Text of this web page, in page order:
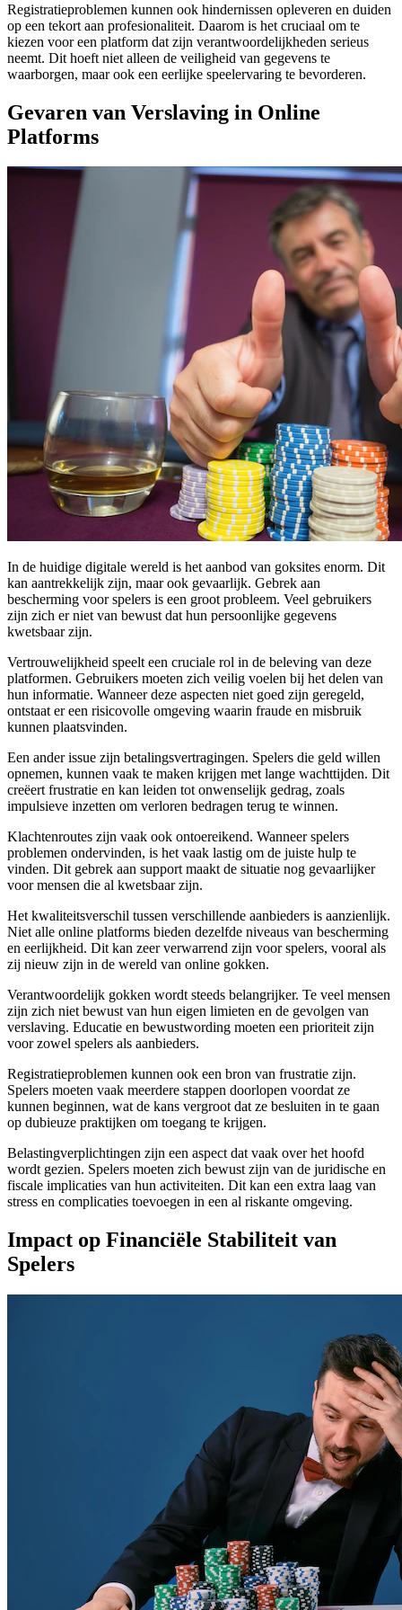
Registratieproblemen kunnen ook hindernissen opleveren en duiden
op een tekort aan profesionaliteit. Daarom is het cruciaal om te
kiezen voor een platform dat zijn verantwoordelijkheden serieus
neemt. Dit hoeft niet alleen de veiligheid van gegevens te
waarborgen, maar ook een eerlijke speelervaring te bevorderen.
Gevaren van Verslaving in Online
Platforms
In de huidige digitale wereld is het aanbod van goksites enorm. Dit
kan aantrekkelijk zijn, maar ook gevaarlijk. Gebrek aan
bescherming voor spelers is een groot probleem. Veel gebruikers
zijn zich er niet van bewust dat hun persoonlijke gegevens
kwetsbaar zijn.
Vertrouwelijkheid speelt een cruciale rol in de beleving van deze
platformen. Gebruikers moeten zich veilig voelen bij het delen van
hun informatie. Wanneer deze aspecten niet goed zijn geregeld,
ontstaat er een risicovolle omgeving waarin fraude en misbruik
kunnen plaatsvinden.
Een ander issue zijn betalingsvertragingen. Spelers die geld willen
opnemen, kunnen vaak te maken krijgen met lange wachttijden. Dit
creëert frustratie en kan leiden tot onwenselijk gedrag, zoals
impulsieve inzetten om verloren bedragen terug te winnen.
Klachtenroutes zijn vaak ook ontoereikend. Wanneer spelers
problemen ondervinden, is het vaak lastig om de juiste hulp te
vinden. Dit gebrek aan support maakt de situatie nog gevaarlijker
voor mensen die al kwetsbaar zijn.
Het kwaliteitsverschil tussen verschillende aanbieders is aanzienlijk.
Niet alle online platforms bieden dezelfde niveaus van bescherming
en eerlijkheid. Dit kan zeer verwarrend zijn voor spelers, vooral als
zij nieuw zijn in de wereld van online gokken.
Verantwoordelijk gokken wordt steeds belangrijker. Te veel mensen
zijn zich niet bewust van hun eigen limieten en de gevolgen van
verslaving. Educatie en bewustwording moeten een prioriteit zijn
voor zowel spelers als aanbieders.
Registratieproblemen kunnen ook een bron van frustratie zijn.
Spelers moeten vaak meerdere stappen doorlopen voordat ze
kunnen beginnen, wat de kans vergroot dat ze besluiten in te gaan
op dubieuze praktijken om toegang te krijgen.
Belastingverplichtingen zijn een aspect dat vaak over het hoofd
wordt gezien. Spelers moeten zich bewust zijn van de juridische en
fiscale implicaties van hun activiteiten. Dit kan een extra laag van
stress en complicaties toevoegen in een al riskante omgeving.
Impact op Financiële Stabiliteit van
Spelers